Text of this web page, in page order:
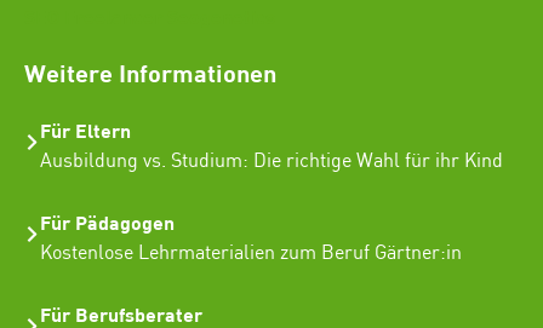
Weitere Informationen
Für Eltern
Ausbildung vs. Studium: Die richtige Wahl für ihr Kind
Für Pädagogen
Kostenlose Lehrmaterialien zum Beruf Gärtner:in
Für Berufsberater